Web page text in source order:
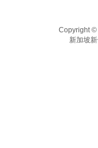
Copyright ©
新加坡